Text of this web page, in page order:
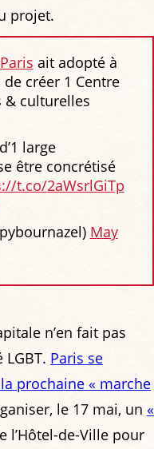
projet.
ait adopté à
créer 1 Centre
& culturelles
large
être concrétisé
t.co/2aWsrlGiTp
May
n’en fait pas
Paris se
prochaine « marche
le 17 mai, un «
l’Hôtel-de-Ville pour